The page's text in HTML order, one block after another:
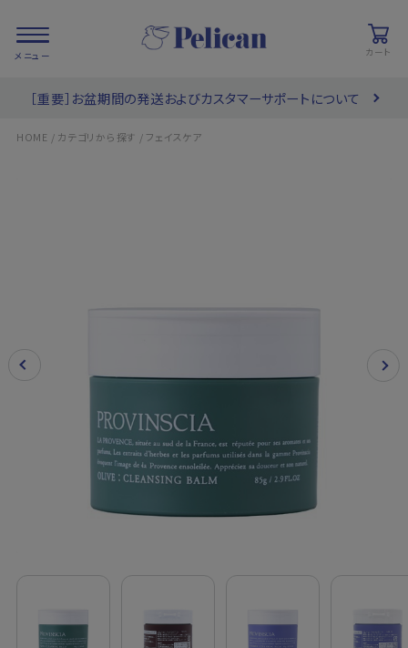
カート
定期購入
［重要］お盆期間の発送およびカスタマーサポートについて
HOME / カテゴリから探す / フェイスケア